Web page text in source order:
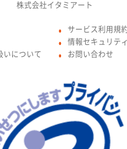
株式会社イタミアート
いについて
● サービス利用規
● 情報セキュリテ
● お問い合わせ